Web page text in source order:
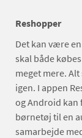
Reshopper
Det kan være
skal både
meget mere.
igen. I appen
og Android
børnetøj til en
samarbejde